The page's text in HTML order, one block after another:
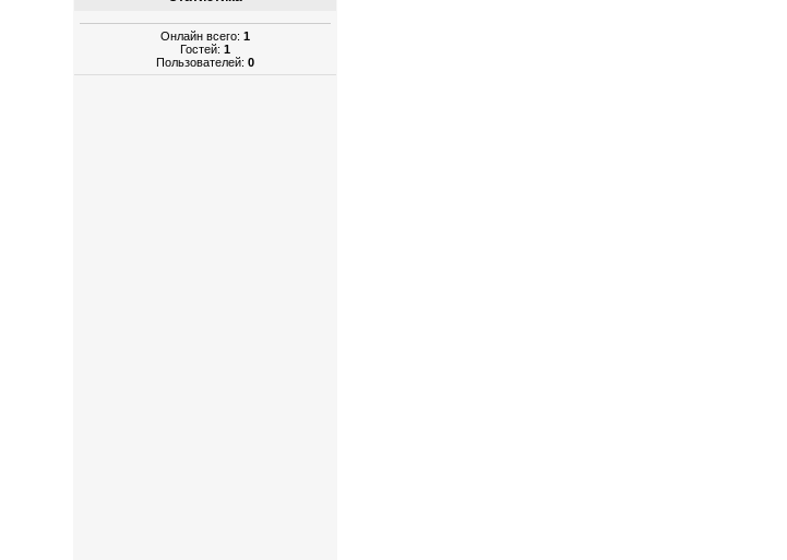
Онлайн всего:1
Гостей:1
Пользователей:0